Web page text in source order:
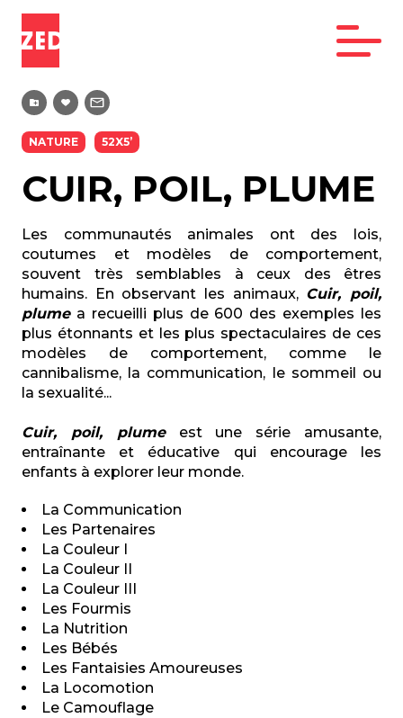
NATURE 52X5’
CUIR, POIL, PLUME
Les communautés animales ont des lois,
coutumes et modèles de comportement,
souvent très semblables à ceux des êtres
humains. En observant les animaux, Cuir, poil,
plumea recueilli plus de 600 des exemples les
plus étonnants et les plus spectaculaires de ces
modèles de comportement, comme le
cannibalisme, la communication, le sommeil ou
la sexualité...
Cuir, poil, plumeest une série amusante,
entraînante et éducative qui encourage les
enfants à explorer leur monde.
La Communication
Les Partenaires
La Couleur I
La Couleur II
La Couleur III
Les Fourmis
La Nutrition
Les Bébés
Les Fantaisies Amoureuses
La Locomotion
Le Camouflage